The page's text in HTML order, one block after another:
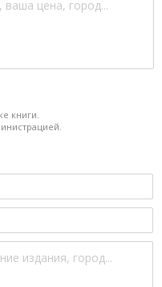
книги.